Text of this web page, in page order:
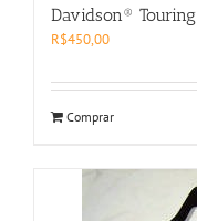
Davidson® Touring
R$450,00
Comprar